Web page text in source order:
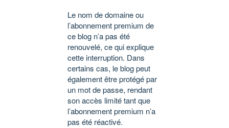
Le nom de domaine ou
l’abonnement premium de
ce blog n’a pas été
renouvelé, ce qui explique
cette interruption. Dans
certains cas, le blog peut
également être protégé par
un mot de passe, rendant
son accès limité tant que
l’abonnement premium n’a
pas été réactivé.